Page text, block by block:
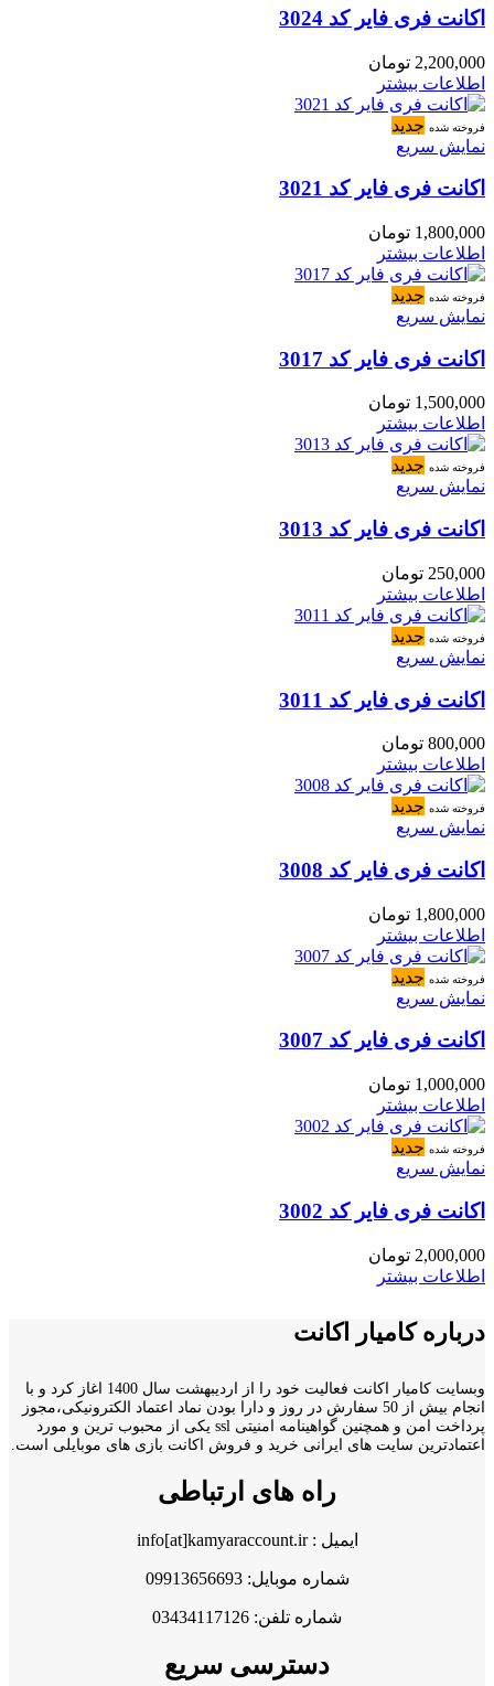
اکانت فری فایر کد 3024
2,200,000 تومان
اطلاعات بیشتر
فروخته شده جدید
نمایش سریع
اکانت فری فایر کد 3021
1,800,000 تومان
اطلاعات بیشتر
فروخته شده جدید
نمایش سریع
اکانت فری فایر کد 3017
1,500,000 تومان
اطلاعات بیشتر
فروخته شده جدید
نمایش سریع
اکانت فری فایر کد 3013
250,000 تومان
اطلاعات بیشتر
فروخته شده جدید
نمایش سریع
اکانت فری فایر کد 3011
800,000 تومان
اطلاعات بیشتر
فروخته شده جدید
نمایش سریع
اکانت فری فایر کد 3008
1,800,000 تومان
اطلاعات بیشتر
فروخته شده جدید
نمایش سریع
اکانت فری فایر کد 3007
1,000,000 تومان
اطلاعات بیشتر
فروخته شده جدید
نمایش سریع
اکانت فری فایر کد 3002
2,000,000 تومان
اطلاعات بیشتر
درباره کامیار اکانت
وبسایت کامیار اکانت فعالیت خود را از اردیبهشت سال 1400 اغاز کرد و با
انجام بیش از 50 سفارش در روز و دارا بودن نماد اعتماد الکترونیکی،مجوز
پرداخت امن و همچنین گواهینامه امنیتی ssl یکی از محبوب ترین و مورد
اعتمادترین سایت های ایرانی خرید و فروش اکانت بازی های موبایلی است.
راه های ارتباطی
ایمیل : info[at]kamyaraccount.ir
شماره موبایل: 09913656693
شماره تلفن: 03434117126
دسترسی سریع